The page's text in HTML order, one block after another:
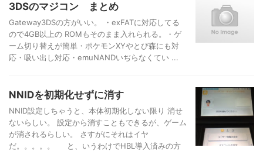
3DSのマジコン まとめ
Gateway3DSの方がいい。 ・exFATに対応してる
ので4GB以上の ROMもそのまま入れられる。・ゲ
ーム切り替えが簡単・ポケモンXYやとび森にも対
応・吸い出し対応・emuNANDいぢらなくてい ...
NNIDを初期化せずに消す
NNID設定しちゃうと、本体初期化しない限り 消せ
ないらしい。 設定から消すこともできるが、ゲーム
が消されるらしい。 さすがにそれはイヤ
だ。。。。。 と、いうわけでHBL導入済みの方